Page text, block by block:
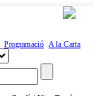
Programació A la Carta